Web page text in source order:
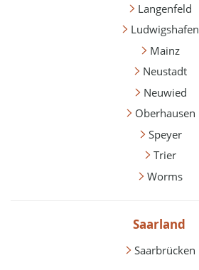
Langenfeld
Ludwigshafen
Mainz
Neustadt
Neuwied
Oberhausen
Speyer
Trier
Worms
Saarland
Saarbrücken